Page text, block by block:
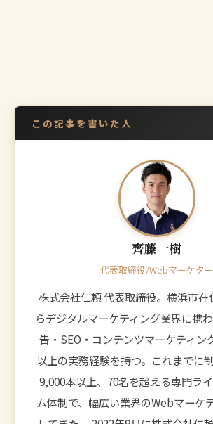
この記事を書いた人
齊藤一樹
代表取締役/Webマーケター
株式会社仁頼 代表取締役。横浜市在
らデジタルマーケティング業界に携
告・SEO・コンテンツマーケティン
以上の実務経験を持つ。これまでに
9,000本以上、70名を超える専門ラ
ム体制で、幅広い業界のWebマーケ